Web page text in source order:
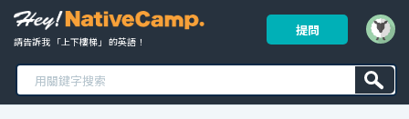
請告訴我 「上下樓梯」 的英語！
提問